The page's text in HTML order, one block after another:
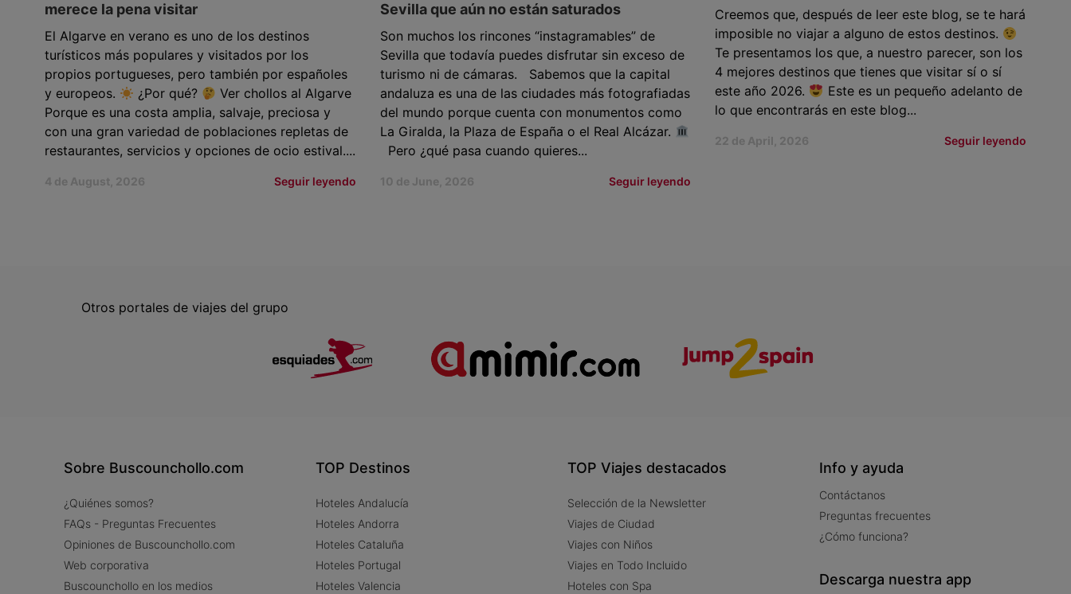
merece la pena visitar
El Algarve en verano es uno de los destinos
turísticos más populares y visitados por los
propios portugueses, pero también por españoles
y europeos.
¿Por qué?
Ver chollos al Algarve
Porque es una costa amplia, salvaje, preciosa y
con una gran variedad de poblaciones repletas de
restaurantes, servicios y opciones de ocio estival....
4 de August, 2026 Seguir leyendo
Sevilla que aún no están saturados
Son muchos los rincones “instagramables” de
Sevilla que todavía puedes disfrutar sin exceso de
turismo ni de cámaras. Sabemos que la capital
andaluza es una de las ciudades más fotografiadas
del mundo porque cuenta con monumentos como
La Giralda, la Plaza de España o el Real Alcázar.
Pero ¿qué pasa cuando quieres...
10 de June, 2026 Seguir leyendo
Creemos que, después de leer este blog, se te hará
imposible no viajar a alguno de estos destinos.
Te presentamos los que, a nuestro parecer, son los
4 mejores destinos que tienes que visitar sí o sí
este año 2026.
Este es un pequeño adelanto de
lo que encontrarás en este blog...
22 de April, 2026 Seguir leyendo
Otros portales de viajes del grupo
Sobre Buscounchollo.com
¿Quiénes somos?
FAQs - Preguntas Frecuentes
Opiniones de Buscounchollo.com
Web corporativa
Buscounchollo en los medios
TOP Destinos
Hoteles Andalucía
Hoteles Andorra
Hoteles Cataluña
Hoteles Portugal
Hoteles Valencia
TOP Viajes destacados
Selección de la Newsletter
Viajes de Ciudad
Viajes con Niños
Viajes en Todo Incluido
Hoteles con Spa
Info y ayuda
Contáctanos
Preguntas frecuentes
¿Cómo funciona?
Descarga nuestra app